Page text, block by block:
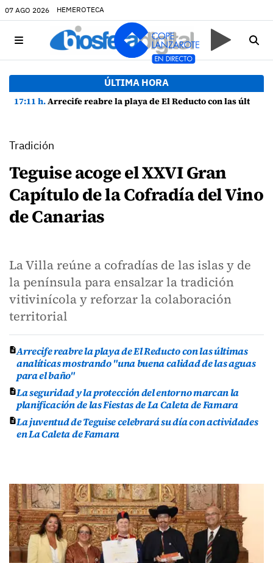
07 AGO 2026 HEMEROTECA
ÚLTIMA HORA
17:11 h.Arrecife reabre la playa de El Reducto con las últimas analíticas mostrando "una buena calidad de las aguas para el baño"
Tradición
Teguise acoge el XXVI Gran
Capítulo de la Cofradía del Vino
de Canarias
La Villa reúne a cofradías de las islas y de
la península para ensalzar la tradición
vitivinícola y reforzar la colaboración
territorial
Arrecife reabre la playa de El Reducto con las últimas
analíticas mostrando "una buena calidad de las aguas
para el baño"
La seguridad y la protección del entorno marcan la
planificación de las Fiestas de La Caleta de Famara
La juventud de Teguise celebrará su día con actividades
en La Caleta de Famara